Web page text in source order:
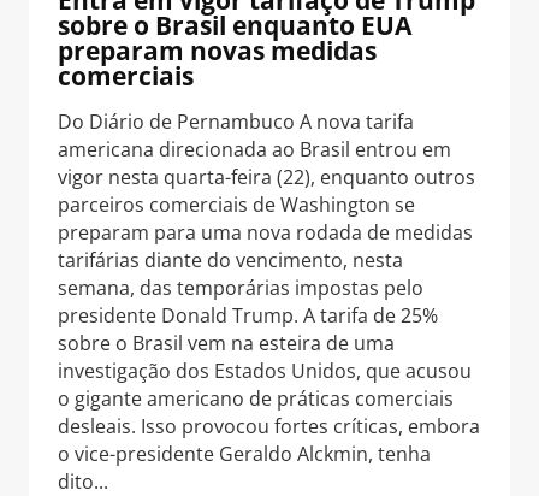
sobre o Brasil enquanto EUA
preparam novas medidas
comerciais
Do Diário de Pernambuco A nova tarifa
americana direcionada ao Brasil entrou em
vigor nesta quarta-feira (22), enquanto outros
parceiros comerciais de Washington se
preparam para uma nova rodada de medidas
tarifárias diante do vencimento, nesta
semana, das temporárias impostas pelo
presidente Donald Trump. A tarifa de 25%
sobre o Brasil vem na esteira de uma
investigação dos Estados Unidos, que acusou
o gigante americano de práticas comerciais
desleais. Isso provocou fortes críticas, embora
o vice-presidente Geraldo Alckmin, tenha
dito